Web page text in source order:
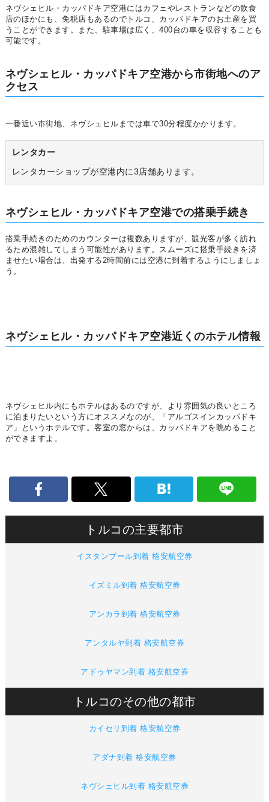
ネヴシェヒル・カッパドキア空港にはカフェやレストランなどの飲食
店のほかにも、免税店もあるのでトルコ、カッパドキアのお土産を買
うことができます。また、駐車場は広く、400台の車を収容することも
可能です。
ネヴシェヒル・カッパドキア空港から市街地へのア
クセス
一番近い市街地、ネヴシェヒルまでは車で30分程度かかります。
レンタカー
レンタカーショップが空港内に3店舗あります。
ネヴシェヒル・カッパドキア空港での搭乗手続き
搭乗手続きのためのカウンターは複数ありますが、観光客が多く訪れ
るため混雑してしまう可能性があります。スムーズに搭乗手続きを済
ませたい場合は、出発する2時間前には空港に到着するようにしましょ
う。
ネヴシェヒル・カッパドキア空港近くのホテル情報
ネヴシェヒル内にもホテルはあるのですが、より雰囲気の良いところ
に泊まりたいという方にオススメなのが、「アルゴスインカッパドキ
ア」というホテルです。客室の窓からは、カッパドキアを眺めること
ができますよ。
トルコの主要都市
イスタンブール到着 格安航空券
イズミル到着 格安航空券
アンカラ到着 格安航空券
アンタルヤ到着 格安航空券
アドゥヤマン到着 格安航空券
トルコのその他の都市
カイセリ到着 格安航空券
アダナ到着 格安航空券
ネヴシェヒル到着 格安航空券